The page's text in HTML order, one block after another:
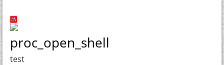
proc_open_shell
test